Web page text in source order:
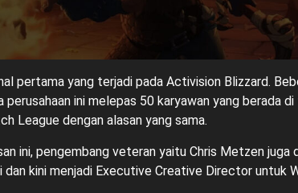
pertama yang terjadi pada Activision Blizzard.
perusahaan ini melepas 50 karyawan yang berada
League dengan alasan yang sama.
ini, pengembang veteran yaitu Chris Metzen juga
dan kini menjadi Executive Creative Director untuk